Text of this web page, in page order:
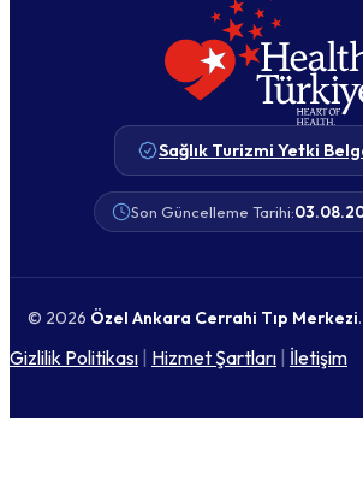
Sağlık Turizmi Yetki
Son Güncelleme Tarihi:
© 2026 Özel Ankara Cerrahi Tıp Merkezi
Gizlilik Politikası Hizmet Şartları İletişim